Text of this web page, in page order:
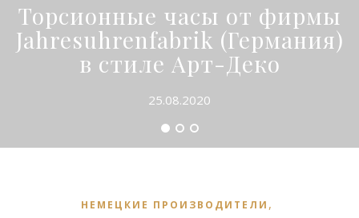
Торсионные часы от фирмы
Jahresuhrenfabrik (Германия)
в стиле Арт-Деко
25.08.2020
НЕМЕЦКИЕ ПРОИЗВОДИТЕЛИ ,